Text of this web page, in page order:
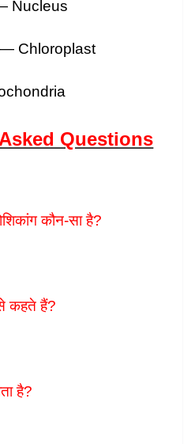
Nucleus
Chloroplast
Questions
कौन-सा है?
कहते हैं?
है?